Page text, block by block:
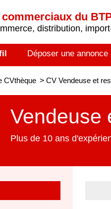
du
distribution,
Déposer une annonce
CVthèque > CV Vendeuse et
Vendeuse
Plus de 10 ans